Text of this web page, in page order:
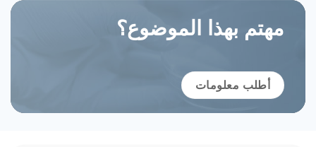
مهتم بهذا الموضوع؟
أطلب معلومات